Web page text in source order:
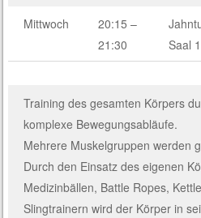
Mittwoch
20:15 –
21:30
Saal 1
Training des gesamten Körpers
komplexe Bewegungsabläufe.
Mehrere Muskelgruppen werden
Durch den Einsatz des eigenen
Medizinbällen, Battle Ropes,
Slingtrainern wird der Körper in